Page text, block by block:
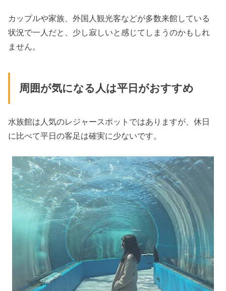
カップルや家族、外国人観光客などが多数来館している
状況で一人だと、少し寂しいと感じてしまうのかもしれ
ません。
周囲が気になる人は平日がおすすめ
水族館は人気のレジャースポットではありますが、休日
に比べて平日の客足は確実に少ないです。